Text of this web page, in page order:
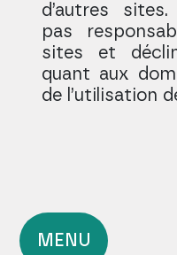
d’autres
pas
sites et
quant aux
de l’utilisation
MENU